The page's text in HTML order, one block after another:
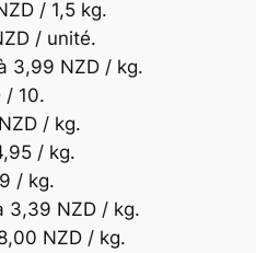
/ 1,5 kg.
/ unité.
3,99 NZD / kg.
/ 10.
/ kg.
/ kg.
/ kg.
3,39 NZD / kg.
NZD / kg.